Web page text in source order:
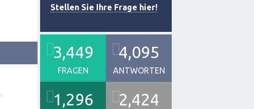
Stellen Sie Ihre Frage hier!
3,449
FRAGEN
4,095
ANTWORTEN
1,296 2,424